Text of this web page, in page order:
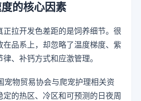
的核心因素
正拉开发色差距的是饲养细节。很
在品系上，却忽略了温度梯度、紫
、补钙方式和应激管理。
物贸易协会与爬宠护理相关资
的热区、冷区和可预测的日夜周